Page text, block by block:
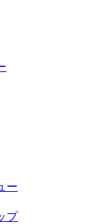
ー
プ